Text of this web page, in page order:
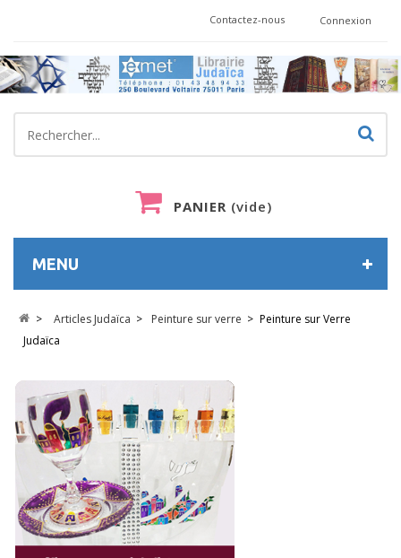
Connexion
Contactez-nous
PANIER (vide)
MENU
> Articles Judaïca > Peinture sur verre > Peinture sur Verre
Judaïca